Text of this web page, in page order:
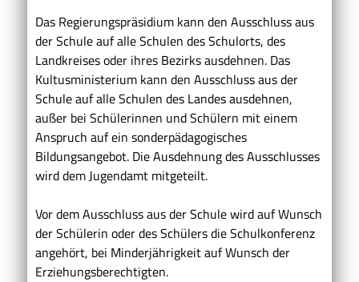
Das Regierungspräsidium kann den Ausschluss aus
der Schule auf alle Schulen des Schulorts, des
Landkreises oder ihres Bezirks ausdehnen. Das
Kultusministerium kann den Ausschluss aus der
Schule auf alle Schulen des Landes ausdehnen,
außer bei Schülerinnen und Schülern mit einem
Anspruch auf ein sonderpädagogisches
Bildungsangebot. Die Ausdehnung des Ausschlusses
wird dem Jugendamt mitgeteilt.
Vor dem Ausschluss aus der Schule wird auf Wunsch
der Schülerin oder des Schülers die Schulkonferenz
angehört, bei Minderjährigkeit auf Wunsch der
Erziehungsberechtigten.